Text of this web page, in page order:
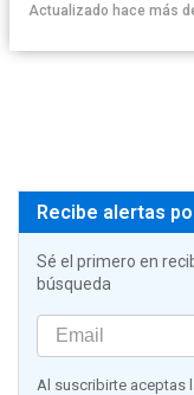
Actualizado hace más
Recibe alertas
Sé el primero en
búsqueda
Al suscribirte aceptas